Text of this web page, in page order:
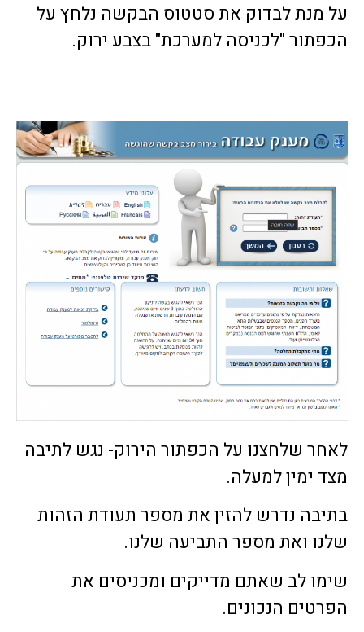
על מנת לבדוק את סטטוס הבקשה נלחץ על
הכפתור "לכניסה למערכת" בצבע ירוק.
לאחר שלחצנו על הכפתור הירוק- נגש לתיבה
מצד ימין למעלה.
בתיבה נדרש להזין את מספר תעודת הזהות
שלנו ואת מספר התביעה שלנו.
שימו לב שאתם מדייקים ומכניסים את
הפרטים הנכונים.